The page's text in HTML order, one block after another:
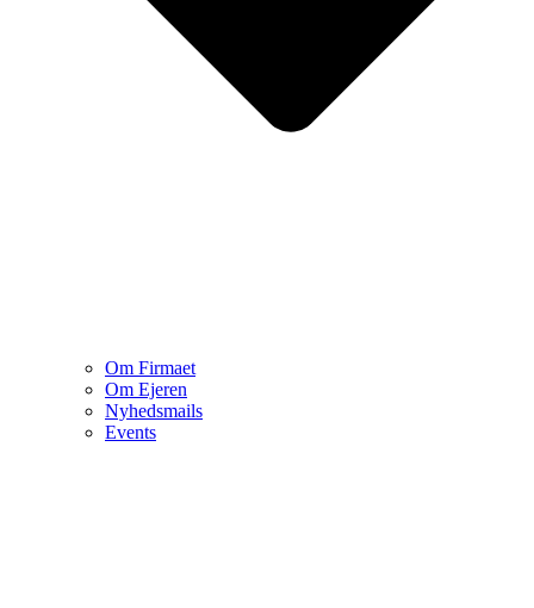
Om Firmaet
Om Ejeren
Nyhedsmails
Events